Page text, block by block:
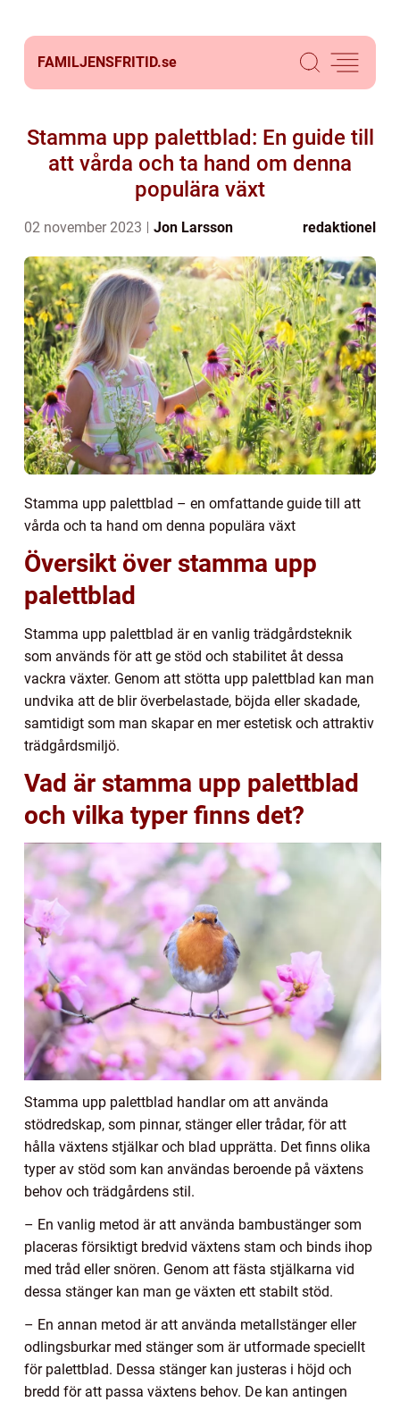
FAMILJENSFRITID.se
Stamma upp palettblad: En guide till
att vårda och ta hand om denna
populära växt
02 november 2023 Jon Larsson redaktionel
Stamma upp palettblad – en omfattande guide till att
vårda och ta hand om denna populära växt
Översikt över stamma upp
palettblad
Stamma upp palettblad är en vanlig trädgårdsteknik
som används för att ge stöd och stabilitet åt dessa
vackra växter. Genom att stötta upp palettblad kan man
undvika att de blir överbelastade, böjda eller skadade,
samtidigt som man skapar en mer estetisk och attraktiv
trädgårdsmiljö.
Vad är stamma upp palettblad
och vilka typer finns det?
Stamma upp palettblad handlar om att använda
stödredskap, som pinnar, stänger eller trådar, för att
hålla växtens stjälkar och blad upprätta. Det finns olika
typer av stöd som kan användas beroende på växtens
behov och trädgårdens stil.
– En vanlig metod är att använda bambustänger som
placeras försiktigt bredvid växtens stam och binds ihop
med tråd eller snören. Genom att fästa stjälkarna vid
dessa stänger kan man ge växten ett stabilt stöd.
– En annan metod är att använda metallstänger eller
odlingsburkar med stänger som är utformade speciellt
för palettblad. Dessa stänger kan justeras i höjd och
bredd för att passa växtens behov. De kan antingen